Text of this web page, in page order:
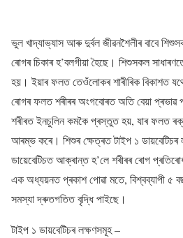
ভুল খাদ্যাভ্যাস আৰু দুৰ্বল জীৱনশৈলীৰ বাবে
ৰোগৰ চিকাৰ হ’বলগীয়া হৈছে। শিশুসকল
হয়। ইয়াৰ ফলত তেওঁলোকৰ শাৰীৰিক বিকাশত
ৰোগৰ ফলত শৰীৰৰ অংগবোৰত অতি বেয়া প্ৰভাৱ
শৰীৰত ইনচুলিন কমকৈ প্ৰস্তুত হয়, যাৰ ফলত
আৰম্ভ কৰে। শিশুৰ ক্ষেত্ৰত টাইপ ১ ডায়বেটিচৰ
ডায়েবেটিচত আক্ৰান্ত হ’লে শৰীৰৰ ৰোগ
এক অধ্যয়নত প্ৰকাশ পোৱা মতে, বিশ্বব্যাপী ৫
সমস্যা দ্ৰুতগতিত বৃদ্ধি পাইছে।
টাইপ ১ ডায়বেটিচৰ লক্ষণসমূহ –